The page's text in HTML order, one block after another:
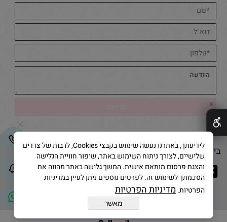
בייק אנד קייק © 2025 All Rights Reserved
✕
לידיעתך, באתרנו נעשה שימוש בקבצי Cookies, לרבות של צדדים
שלישיים, לצורך ניתוח השימוש באתר, שיפור חוויית הגלישה
והצגת פרסום מותאם אישית. המשך גלישה באתר מהווה את
הסכמתך לשימוש זה. לפרטים נוספים ניתן לעיין במדיניות
הפרטיות.מדיניות הפרטיות
מאשר